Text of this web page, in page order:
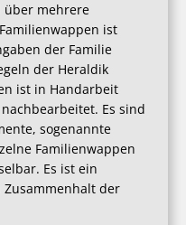
über mehrere
ist
der Familie
der Heraldik
ist in Handarbeit
Es sind
sogenannte
Familienwappen
Es ist ein
der